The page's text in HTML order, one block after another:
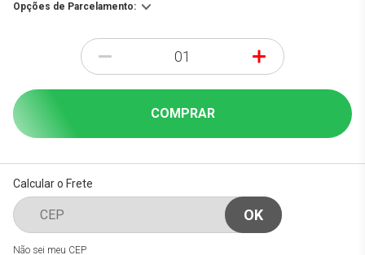
Opções de Parcelamento:
- +
COMPRAR
Calcular o Frete
Não sei meu CEP